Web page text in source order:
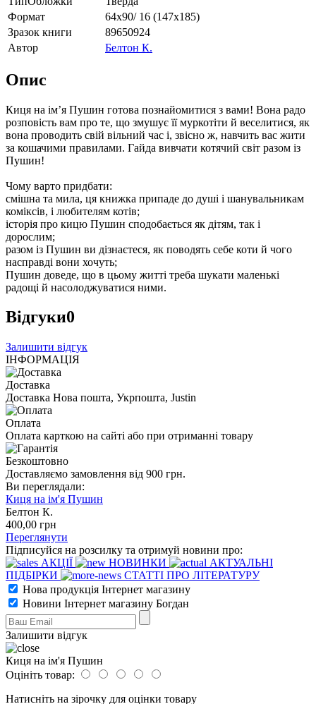
Формат
64х90/ 16 (147х185)
Зразок книги
89650924
Автор
Белтон К.
Опис
Киця на ім’я Пушин готова познайомитися з вами! Вона радо
розповість вам про те, що змушує її муркотіти й веселитися, як
вона проводить свій вільний час і, звісно ж, навчить вас жити
за кошачими правилами. Гайда вивчати котячий світ разом із
Пушин!
Чому варто придбати:
смішна та мила, ця книжка припаде до душі і шанувальникам
коміксів, і любителям котів;
історія про кицю Пушин сподобається як дітям, так і
дорослим;
разом із Пушин ви дізнаєтеся, як поводять себе коти й чого
насправді вони хочуть;
Пушин доведе, що в цьому житті треба шукати маленькі
радощі й насолоджуватися ними.
Відгуки0
Залишити відгук
ІНФОРМАЦІЯ
Доставка
Доставка Нова пошта, Укрпошта, Justin
Оплата
Оплата карткою на сайті або при отриманні товару
Безкоштовно
Доставляємо замовлення від 900 грн.
Ви переглядали:
Киця на ім'я Пушин
Белтон К.
400,00 грн
Переглянути
Підписуйся на розсилку та отримуй новини про:
АКЦІЇ
НОВИНКИ
АКТУАЛЬНІ
ПІДБІРКИ
СТАТТІ ПРО ЛІТЕРАТУРУ
Нова продукція Інтернет магазину
Новини Інтернет магазину Богдан
Залишити відгук
Киця на ім'я Пушин
Оцініть товар:
Натисніть на зірочку для оцінки товару